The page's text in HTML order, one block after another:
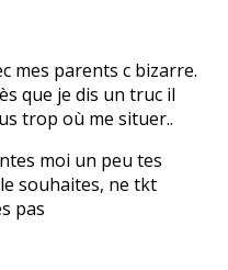
mes parents c bizarre.
que je dis un truc il
trop où me situer..
moi un peu tes
souhaites, ne tkt
pas